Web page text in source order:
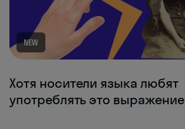
NEW
Хотя носители языка любят
употреблять это выражение